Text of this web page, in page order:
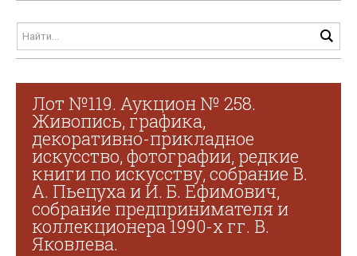
Лот №119. Аукцион № 258.
Живопись, графика,
декоративно-прикладное
искусство, фотографии, редкие
книги по искусству, собрание В.
А. Пьецуха и И. Б. Ефимович,
собрание предпринимателя и
коллекционера 1990-х гг. В.
Яковлева.